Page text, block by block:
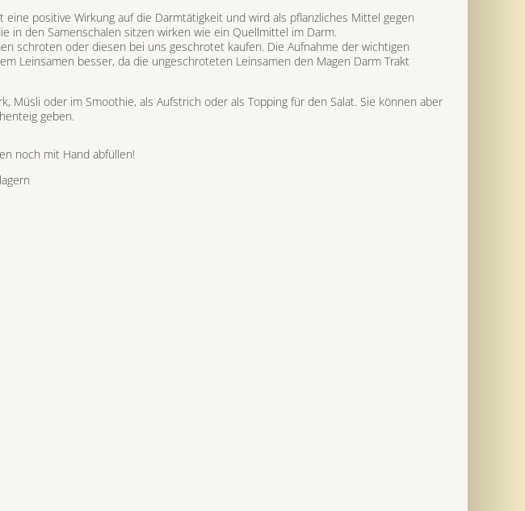
positive Wirkung auf die Darmtätigkeit und wird als pflanzliches Mittel gegen
in den Samenschalen sitzen wirken wie ein Quellmittel im Darm.
schroten oder diesen bei uns geschrotet kaufen. Die Aufnahme der wichtigen
Leinsamen besser, da die ungeschroteten Leinsamen den Magen Darm Trakt
Müsli oder im Smoothie, als Aufstrich oder als Topping für den Salat. Sie können aber
geben.
noch mit Hand abfüllen!